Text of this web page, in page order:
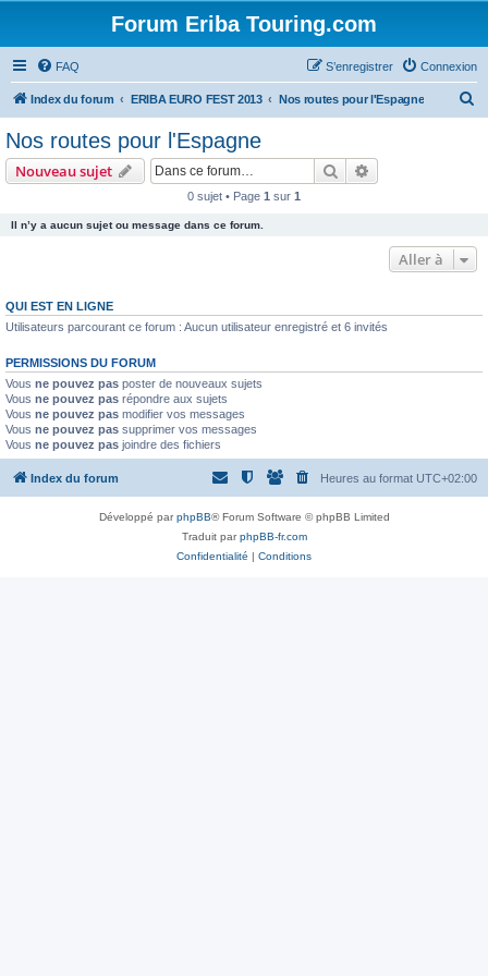
Forum Eriba Touring.com
FAQ Connexion
S’enregistrer
Index du forum ERIBA EURO FEST 2013 Nos routes pour l'Espagne
Nos routes pour l'Espagne
Nouveau sujet Rechercher
0 sujet • Page 1 sur 1
Il n’y a aucun sujet ou message dans ce forum.
Aller à
QUI EST EN LIGNE
Utilisateurs parcourant ce forum : Aucun utilisateur enregistré et 6 invités
PERMISSIONS DU FORUM
Vous ne pouvez pas poster de nouveaux sujets
Vous ne pouvez pas répondre aux sujets
Vous ne pouvez pas modifier vos messages
Vous ne pouvez pas supprimer vos messages
Vous ne pouvez pas joindre des fichiers
Index du forum Heures au format UTC+02:00
Développé parphpBB® Forum Software © phpBB Limited
Traduit parphpBB-fr.com
Confidentialité | Conditions